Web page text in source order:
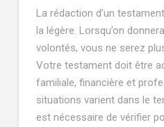
La rédaction d’un
la légère. Lorsqu’on
volontés, vous ne serez
Votre testament doit être
familiale, financière et
situations varient dans le
est nécessaire de vérifier